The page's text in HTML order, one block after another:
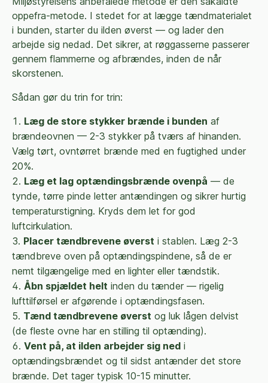
oppefra-metode. I stedet for at lægge tændmaterialet
i bunden, starter du ilden øverst — og lader den
arbejde sig nedad. Det sikrer, at røggasserne passerer
gennem flammerne og afbrændes, inden de når
skorstenen.
Sådan gør du trin for trin:
Læg de store stykker brænde i bunden af
brændeovnen — 2-3 stykker på tværs af hinanden.
Vælg tørt, ovntørret brænde med en fugtighed under
20%.
Læg et lag optændingsbrænde ovenpå — de
tynde, tørre pinde letter antændingen og sikrer hurtig
temperaturstigning. Kryds dem let for god
luftcirkulation.
Placer tændbrevene øverst i stablen. Læg 2-3
tændbreve oven på optændingspindene, så de er
nemt tilgængelige med en lighter eller tændstik.
Åbn spjældet helt inden du tænder — rigelig
lufttilførsel er afgørende i optændingsfasen.
Tænd tændbrevene øverst og luk lågen delvist
(de fleste ovne har en stilling til optænding).
Vent på, at ilden arbejder sig ned i
optændingsbrændet og til sidst antænder det store
brænde. Det tager typisk 10-15 minutter.